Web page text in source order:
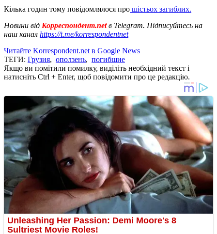
Кілька годин тому повідомлялося про шістьох загиблих.
Новини від Корреспондент.netв Telegram. Підписуйтесь на
наш канал https://t.me/korrespondentnet
Читайте Korrespondent.net в Google News
ТЕГИ: Грузия, оползень, погибшие
Якщо ви помітили помилку, виділіть необхідний текст і
натисніть Ctrl + Enter, щоб повідомити про це редакцію.